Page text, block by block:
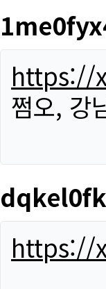
https://
쩜오, 강
https://